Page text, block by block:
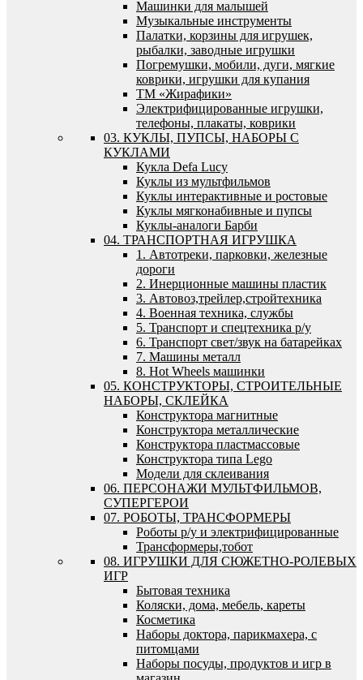
Машинки для малышей
Музыкальные инструменты
Палатки, корзины для игрушек,
рыбалки, заводные игрушки
Погремушки, мобили, дуги, мягкие
коврики, игрушки для купания
ТМ «Жирафики»
Электрифицированные игрушки,
телефоны, плакаты, коврики
03. КУКЛЫ, ПУПСЫ, НАБОРЫ С
КУКЛАМИ
Кукла Defa Lucy
Куклы из мультфильмов
Куклы интерактивные и ростовые
Куклы мягконабивные и пупсы
Куклы-аналоги Барби
04. ТРАНСПОРТНАЯ ИГРУШКА
1. Автотреки, парковки, железные
дороги
2. Инерционные машины пластик
3. Автовоз,трейлер,стройтехника
4. Военная техника, службы
5. Транспорт и спецтехника р/у
6. Транспорт свет/звук на батарейках
7. Машины металл
8. Hot Wheels машинки
05. КОНСТРУКТОРЫ, СТРОИТЕЛЬНЫЕ
НАБОРЫ, СКЛЕЙКА
Конструктора магнитные
Конструктора металлические
Конструктора пластмассовые
Конструктора типа Lego
Модели для склеивания
06. ПЕРСОНАЖИ МУЛЬТФИЛЬМОВ,
СУПЕРГЕРОИ
07. РОБОТЫ, ТРАНСФОРМЕРЫ
Роботы р/у и электрифицированные
Трансформеры,тобот
08. ИГРУШКИ ДЛЯ СЮЖЕТНО-РОЛЕВЫХ
ИГР
Бытовая техника
Коляски, дома, мебель, кареты
Косметика
Наборы доктора, парикмахера, с
питомцами
Наборы посуды, продуктов и игр в